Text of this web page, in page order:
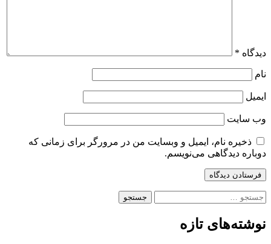
دیدگاه *
نام
ایمیل
وب‌ سایت
ذخیره نام، ایمیل و وبسایت من در مرورگر برای زمانی که
دوباره دیدگاهی می‌نویسم.
جستجو
نوشته‌های تازه